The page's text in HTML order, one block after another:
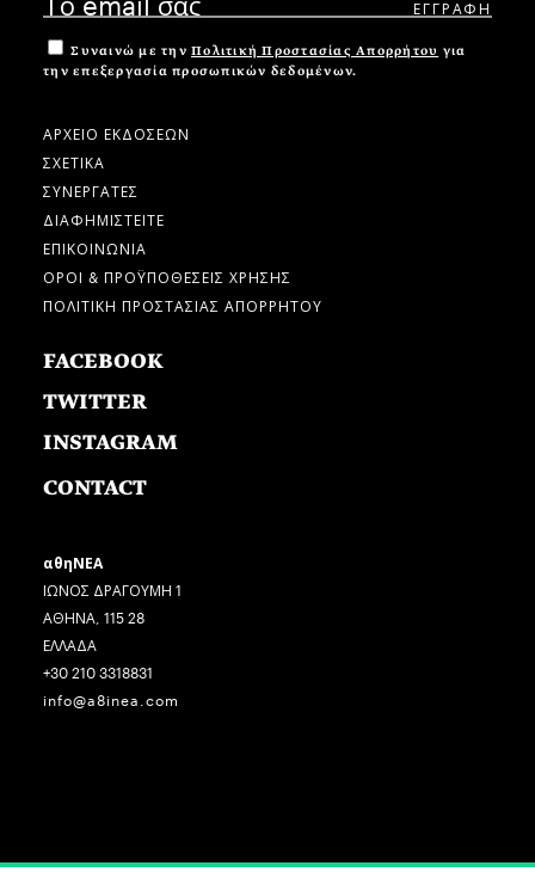
Συναινώ με την Πολιτική Προστασίας Απορρήτου για
την επεξεργασία προσωπικών δεδομένων.
ΑΡΧΕΙΟ ΕΚΔΟΣΕΩΝ
ΣΧΕΤΙΚΑ
ΣΥΝΕΡΓΑΤΕΣ
ΔΙΑΦΗΜΙΣΤΕΙΤΕ
ΕΠΙΚΟΙΝΩΝΙΑ
ΟΡΟΙ & ΠΡΟΫΠΟΘΕΣΕΙΣ ΧΡΗΣΗΣ
ΠΟΛΙΤΙΚΗ ΠΡΟΣΤΑΣΙΑΣ ΑΠΟΡΡΗΤΟΥ
FACEBOOK
TWITTER
INSTAGRAM
CONTACT
αθηΝΕΑ
ΙΩΝΟΣ ΔΡΑΓΟΥΜΗ 1
ΑΘΗΝΑ, 115 28
ΕΛΛΑΔΑ
+30 210 3318831
info@a8inea.com